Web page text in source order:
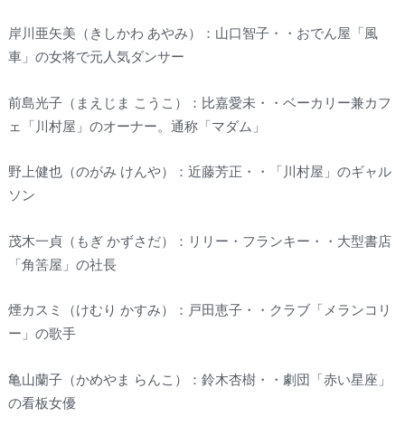
岸川亜矢美（きしかわ あやみ）：山口智子・・おでん屋「風
車」の女将で元人気ダンサー
前島光子（まえじま こうこ）：比嘉愛未・・ベーカリー兼カフ
ェ「川村屋」のオーナー。通称「マダム」
野上健也（のがみ けんや）：近藤芳正・・「川村屋」のギャル
ソン
茂木一貞（もぎ かずさだ）：リリー・フランキー・・大型書店
「角筈屋」の社長
煙カスミ（けむり かすみ）：戸田恵子・・クラブ「メランコリ
ー」の歌手
亀山蘭子（かめやま らんこ）：鈴木杏樹・・劇団「赤い星座」
の看板女優